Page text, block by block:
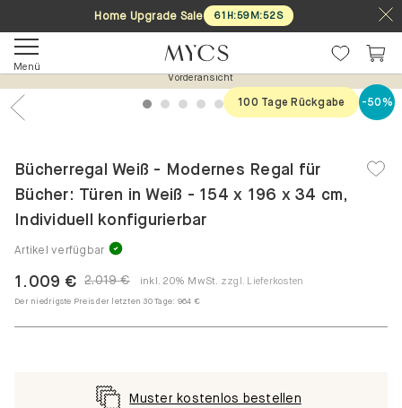
Home Upgrade Sale 61 H:59M:52S
Menü
Vorderansicht
1 2 3 4 5 6 7
100 Tage Rückgabe -50%
Bücherregal Weiß - Modernes Regal für
Bücher: Türen in Weiß - 154 x 196 x 34 cm,
Individuell konfigurierbar
Artikel verfügbar
2.019 €
1.009 € inkl. 20% MwSt. zzgl. Lieferkosten
Der niedrigste Preis der letzten 30 Tage: 964 €